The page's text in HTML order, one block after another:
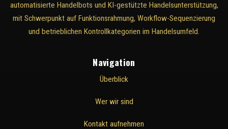
automatisierte Handelbots und KI-gestützte Handelsunterstützung,
mit Schwerpunkt auf Funktionsrahmung, Workflow-Sequenzierung
und betrieblichen Kontrollkategorien im Handelsumfeld.
Navigation
Überblick
Wer wir sind
Kontakt aufnehmen